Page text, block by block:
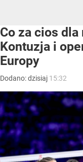
Co za cios
Kontuzja i
Europy
Dodano:dzisiaj 15:32